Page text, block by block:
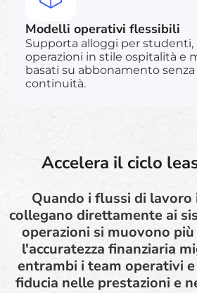
Modelli operativi flessibili
Supporta alloggi per studenti,
operazioni in stile ospitalità e
basati su abbonamento
continuità.
Accelera il ciclo
Quando i flussi di
collegano direttamente ai
operazioni si muovono
l'accuratezza finanziaria
entrambi i team operativi
fiducia nelle prestazioni e